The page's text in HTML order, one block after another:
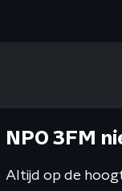
NPO 3FM
Altijd op de